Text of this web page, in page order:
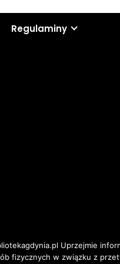
Regulaminy
Uprzejmie
fizycznych w związku z